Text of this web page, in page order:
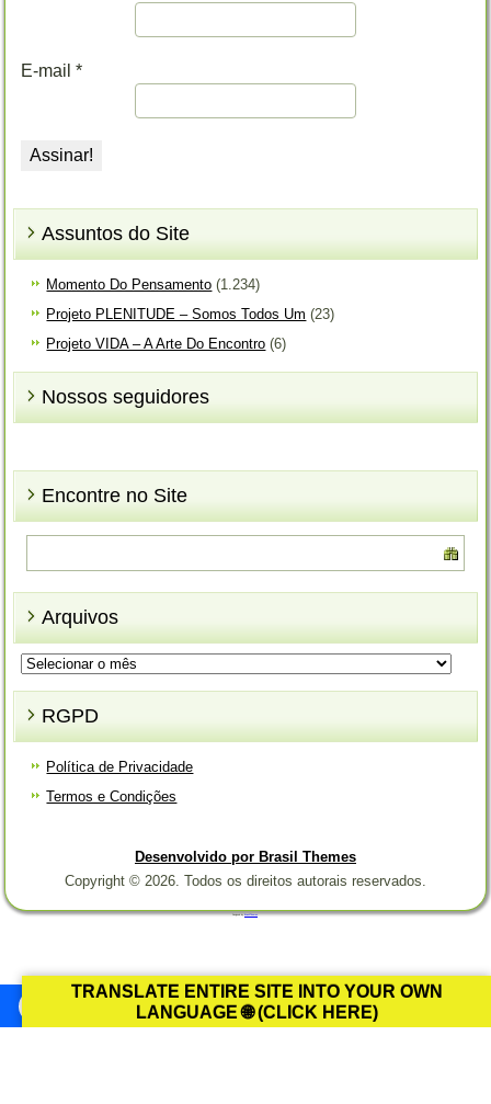
E-mail*
Assuntos do Site
Momento Do Pensamento (1.234)
Projeto PLENITUDE – Somos Todos Um (23)
Projeto VIDA – A Arte Do Encontro (6)
Nossos seguidores
Encontre no Site
Arquivos
Arquivos
RGPD
Política de Privacidade
Termos e Condições
Desenvolvido por Brasil Themes
Copyright © 2026. Todos os direitos autorais reservados.
TRANSLATE ENTIRE SITE INTO YOUR OWN
LANGUAGE 🌐 (CLICK HERE)